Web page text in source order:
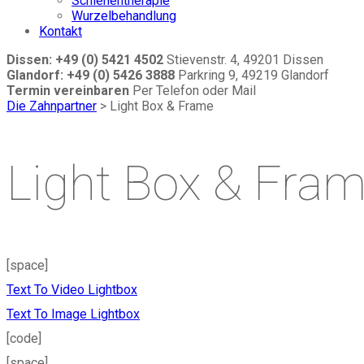
Wurzelbehandlung
Kontakt
Dissen: +49 (0) 5421 4502 Stievenstr. 4, 49201 Dissen
Glandorf: +49 (0) 5426 3888 Parkring 9, 49219 Glandorf
Termin vereinbaren Per Telefon oder Mail
Die Zahnpartner > Light Box & Frame
Light Box &
[space]
Text To Video Lightbox
Text To Image Lightbox
[code]